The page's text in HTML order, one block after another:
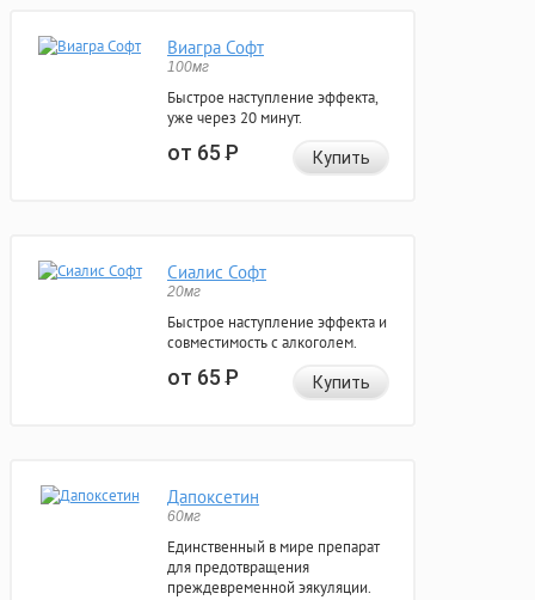
Виагра Софт
100мг
Быстрое наступление эффекта,
уже через 20 минут.
от 65Р Купить
Сиалис Софт
20мг
Быстрое наступление эффекта и
совместимость с алкоголем.
от 65Р Купить
Дапоксетин
60мг
Единственный в мире препарат
для предотвращения
преждевременной эякуляции.